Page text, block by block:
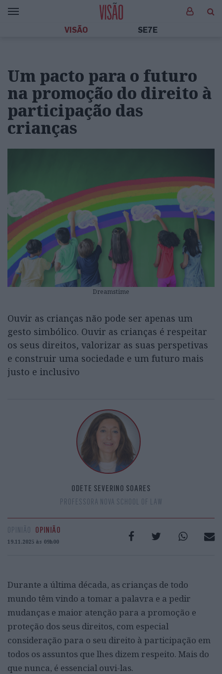
VISÃO SE7E
Um pacto para o futuro
na promoção do direito à
participação das
crianças
Dreamstime
Ouvir as crianças não pode ser apenas um
gesto simbólico. Ouvir as crianças é respeitar
os seus direitos, valorizar as suas perspetivas
e construir uma sociedade e um futuro mais
justo e inclusivo
ODETE SEVERINO SOARES
PROFESSORA NOVA SCHOOL OF LAW
OPINIÃO OPINIÃO
19.11.2025 às 09h00
Durante a última década, as crianças de todo
mundo têm vindo a tomar a palavra e a pedir
mudanças e maior atenção para a promoção e
proteção dos seus direitos, com especial
consideração para o seu direito à participação em
todos os assuntos que lhes dizem respeito. Mais do
que nunca, é essencial ouvi-las.